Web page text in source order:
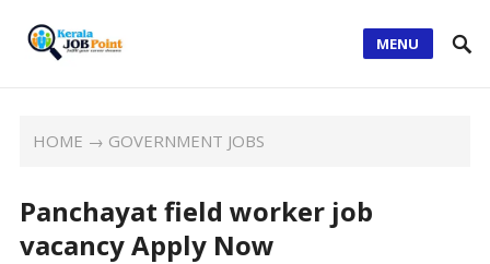
MENU
HOME → GOVERNMENT JOBS
Panchayat field worker job
vacancy Apply Now